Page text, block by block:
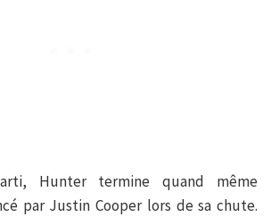
Hunter termine quand même
par Justin Cooper lors de sa chute.